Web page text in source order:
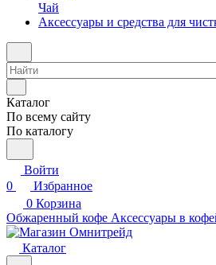
Чай
Аксессуары и средства для
Каталог
По всему сайту
По каталогу
Войти
0
Избранное
0 Корзина
Обжаренный кофе Аксессуары в
Каталог